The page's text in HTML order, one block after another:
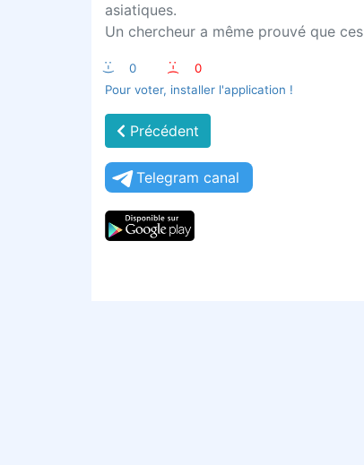
asiatiques.
Un chercheur a même prouvé que
:-) 0 :-(
0
Pour voter, installer l'application !
Précédent
Telegram canal